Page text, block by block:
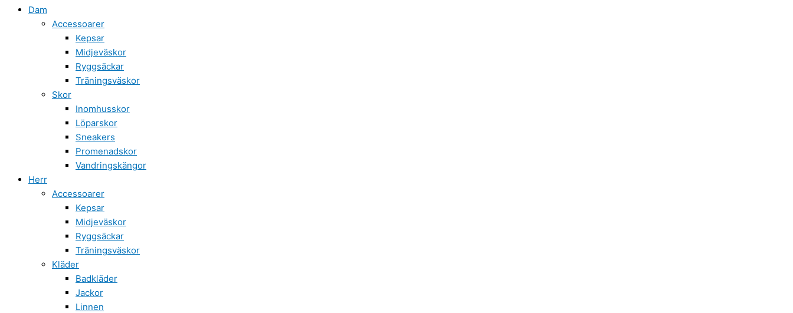
Dam
Accessoarer
Kepsar
Midjeväskor
Ryggsäckar
Träningsväskor
Skor
Inomhusskor
Löparskor
Sneakers
Promenadskor
Vandringskängor
Herr
Accessoarer
Kepsar
Midjeväskor
Ryggsäckar
Träningsväskor
Kläder
Badkläder
Jackor
Linnen